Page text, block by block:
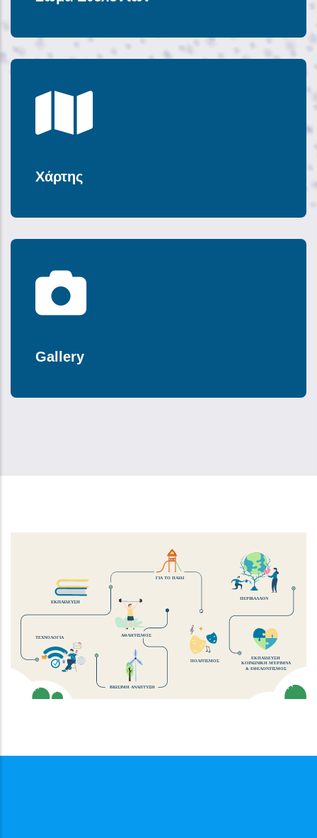
Χάρτης
Gallery
ΠΕΡΙΒΑΛΛΟΝ
ΤΕΧΝΟΛΟΓΙΑ
ΕΚΠΑΙΔΕΥΣΗ
ΚΟΙΝΩΝΙΚΗ ΜΈΡΙΜΝΑ
& ΕΘΕΛΟΝΤΙΣΜΟΣ
ΕΚΠΑΙΔΕΥΣΗ
ΑΘΛΗΤΙΣΜΟΣ
ΓΙΑ ΤΟ ΠΑΙΔΙ
ΒΙΩΣΙΜΗ ΑΝΑΠΤΥΞΗ
ΠΟΛΙΤΙΣΜΟΣ